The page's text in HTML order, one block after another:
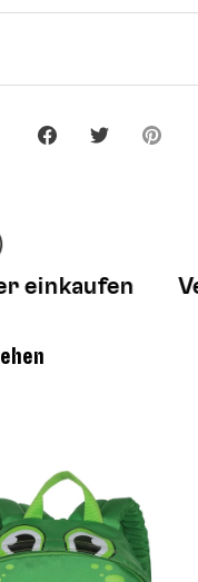
Teilen TwitternPinnen